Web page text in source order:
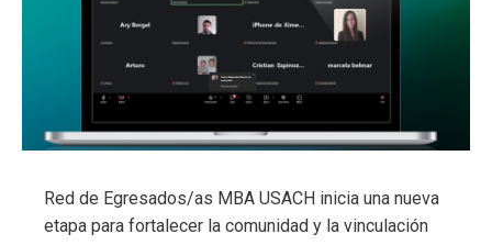
Red de Egresados/as MBA USACH inicia una nueva
etapa para fortalecer la comunidad y la vinculación